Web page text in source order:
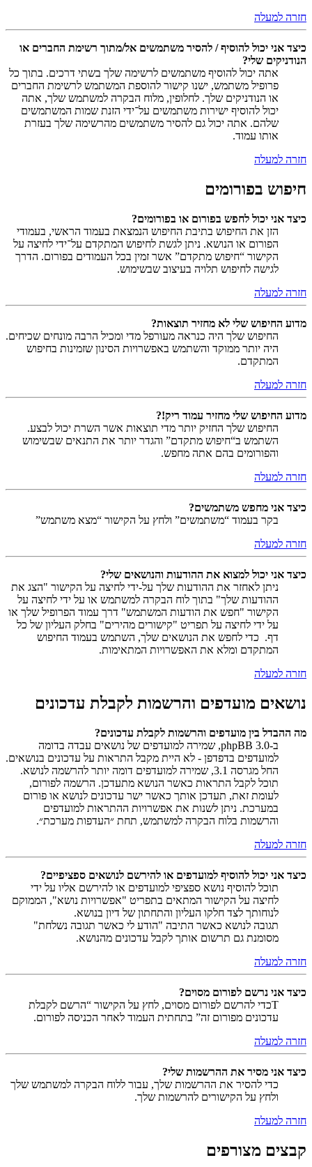
חזרה למעלה
כיצד אני יכול להוסיף / להסיר משתמשים אל/מתוך רשימת החברים או
הנודניקים שלי?
אתה יכול להוסיף משתמשים לרשימה שלך בשתי דרכים. בתוך כל
פרופיל משתמש, ישנו קישור להוספת המשתמש לרשימת החברים
או הנודניקים שלך. לחלופין, מלוח הבקרה למשתמש שלך, אתה
יכול להוסיף ישירות משתמשים על־ידי הזנת שמות המשתמשים
שלהם. אתה יכול גם להסיר משתמשים מהרשימה שלך בעזרת
אותו עמוד.
חזרה למעלה
חיפוש בפורומים
כיצד אני יכול לחפש בפורום או בפורומים?
הזן את החיפוש בתיבת החיפוש הנמצאת בעמוד הראשי, בעמודי
הפורום או הנושא. ניתן לגשת לחיפוש המתקדם על־ידי לחיצה על
הקישור “חיפוש מתקדם” אשר זמין בכל העמודים בפורום. הדרך
לגישה לחיפוש תלויה בעיצוב שבשימוש.
חזרה למעלה
מדוע החיפוש שלי לא מחזיר תוצאות?
החיפוש שלך היה כנראה מעורפל מדי ומכיל הרבה מונחים שכיחים.
היה יותר ממוקד והשתמש באפשרויות הסינון שזמינות בחיפוש
המתקדם.
חזרה למעלה
מדוע החיפוש שלי מחזיר עמוד ריק!?
החיפוש שלך החזיק יותר מדי תוצאות אשר השרת יכול לבצע.
השתמש ב“חיפוש מתקדם” והגדר יותר את התנאים שבשימוש
והפורומים בהם אתה מחפש.
חזרה למעלה
כיצד אני מחפש משתמשים?
בקר בעמוד “משתמשים” ולחץ על הקישור “מצא משתמש”
חזרה למעלה
כיצד אני יכול למצוא את ההודעות והנושאים שלי?
ניתן לאחזר את ההודעות שלך על-ידי לחיצה על הקישור "הצג את
ההודעות שלך" בתוך לוח הבקרה למשתמש או על ידי לחיצה על
הקישור "חפש את הודעות המשתמש" דרך עמוד הפרופיל שלך או
על ידי לחיצה על תפריט "קישורים מהירים" בחלק העליון של כל
דף. כדי לחפש את הנושאים שלך, השתמש בעמוד החיפוש
המתקדם ומלא את האפשרויות המתאימות.
חזרה למעלה
נושאים מועדפים והרשמות לקבלת עדכונים
מה ההבדל בין מועדפים והרשמות לקבלת עדכונים?
ב-phpBB 3.0, שמירה למועדפים של נושאים עבדה בדומה
למועדפים בדפדפן - לא היית מקבל התראות על עדכונים בנושאים.
החל מגרסה 3.1, שמירה למועדפים דומה יותר להרשמה לנושא.
תוכל לקבל התראות כאשר הנושא מתעדכן. הרשמה לפורום,
לעומת זאת, תעדכן אותך כאשר ישר עדכונים לנושא או פורום
במערכת. ניתן לשנות את אפשרויות ההתראות למועדפים
והרשמות בלוח הבקרה למשתמש, תחת ״העדפות מערכת״.
חזרה למעלה
כיצד אני יכול להוסיף למועדפים או להירשם לנושאים ספציפיים?
תוכל להוסיף נושא ספציפי למועדפים או להירשם אליו על ידי
לחיצה על הקישור המתאים בתפריט "אפשרויות נושא", הממוקם
לנוחותך לצד חלקו העליון והתחתון של דיון בנושא.
תגובה לנושא כאשר התיבה "הודע לי כאשר תגובה נשלחת"
מסומנת גם תרשום אותך לקבל עדכונים מהנושא.
חזרה למעלה
כיצד אני נרשם לפורום מסוים?
Tכדי להרשם לפורום מסוים, לחץ על הקישור “הרשם לקבלת
עדכונים מפורום זה” בתחתית העמוד לאחר הכניסה לפורום.
חזרה למעלה
כיצד אני מסיר את ההרשמות שלי?
כדי להסיר את ההרשמות שלך, עבור ללוח הבקרה למשתמש שלך
ולחץ על הקישורים להרשמות שלך.
חזרה למעלה
קבצים מצורפים